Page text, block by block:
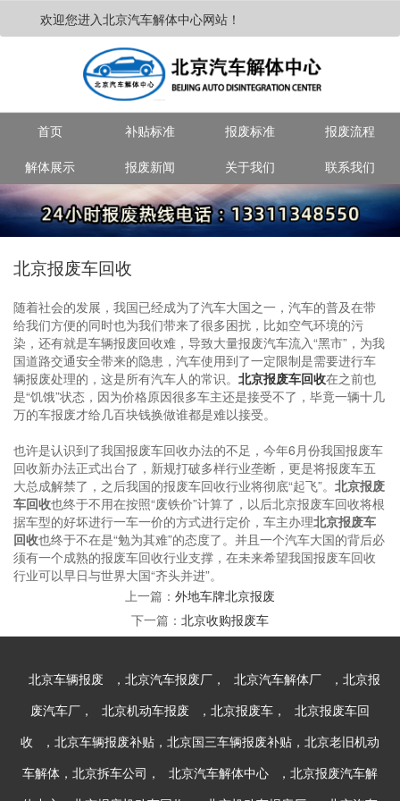
欢迎您进入北京汽车解体中心网站！
首页 补贴标准 报废标准
报废流程
解体展示
报废新闻 关于我们 联系我们
北京报废车回收
随着社会的发展，我国已经成为了汽车大国之一，汽车的普及在带
给我们方便的同时也为我们带来了很多困扰，比如空气环境的污
染，还有就是车辆报废回收难，导致大量报废汽车流入“黑市”，为我
国道路交通安全带来的隐患，汽车使用到了一定限制是需要进行车
辆报废处理的，这是所有汽车人的常识。 北京报废车回收在之前也
是“饥饿”状态，因为价格原因很多车主还是接受不了，毕竟一辆十几
万的车报废才给几百块钱换做谁都是难以接受。
也许是认识到了我国报废车回收办法的不足，今年6月份我国报废车
回收新办法正式出台了，新规打破多样行业垄断，更是将报废车五
大总成解禁了，之后我国的报废车回收行业将彻底“起飞”。 北京报废
车回收也终于不用在按照“废铁价”计算了，以后北京报废车回收将根
据车型的好坏进行一车一价的方式进行定价，车主办理北京报废车
回收也终于不在是“勉为其难”的态度了。并且一个汽车大国的背后必
须有一个成熟的报废车回收行业支撑，在未来希望我国报废车回收
行业可以早日与世界大国“齐头并进”。
上一篇： 外地车牌北京报废
下一篇： 北京收购报废车
北京车辆报废 ，北京汽车报废厂， 北京汽车解体厂
，北京报
废汽车厂，
北京机动车报废 ，北京报废车，
北京报废车回
收
，北京车辆报废补贴，北京国三车辆报废补贴，北京老旧机动
车解体，北京拆车公司，
北京汽车解体中心
，北京报废汽车解